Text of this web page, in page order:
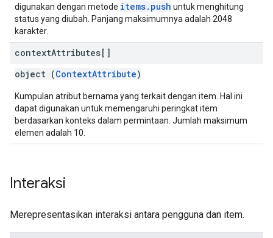
digunakan dengan metode items.push untuk menghitung
status yang diubah. Panjang maksimumnya adalah 2048
karakter.
contextAttributes[]
object (ContextAttribute)
Kumpulan atribut bernama yang terkait dengan item. Hal ini
dapat digunakan untuk memengaruhi peringkat item
berdasarkan konteks dalam permintaan. Jumlah maksimum
elemen adalah 10.
Interaksi
Merepresentasikan interaksi antara pengguna dan item.